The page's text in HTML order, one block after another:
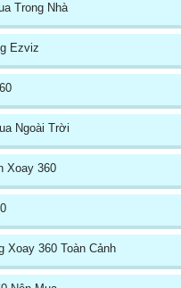
Trong Nhà
Ezviz
Ngoài Trời
Xoay 360
Xoay 360 Toàn Cảnh